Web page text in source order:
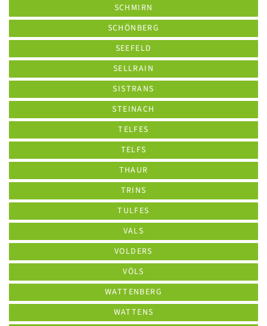
SCHMIRN
SCHÖNBERG
SEEFELD
SELLRAIN
SISTRANS
STEINACH
TELFES
TELFS
THAUR
TRINS
TULFES
VALS
VOLDERS
VÖLS
WATTENBERG
WATTENS